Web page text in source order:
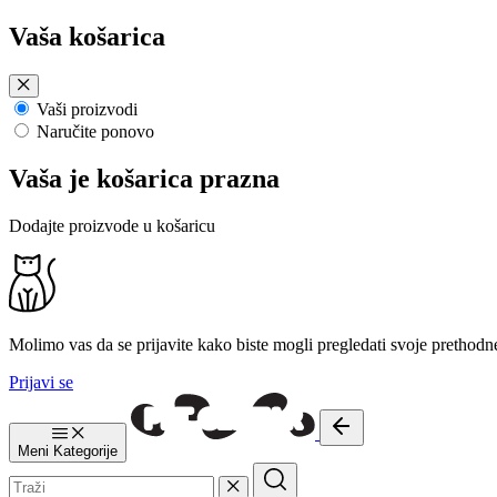
Preskoči
na
sadržaj
Vaša košarica
Vaši proizvodi
Naručite ponovo
Vaša je košarica prazna
Dodajte proizvode u košaricu
Molimo vas da se prijavite kako biste mogli pregledati svoje
Prijavi se
Meni Kategorije